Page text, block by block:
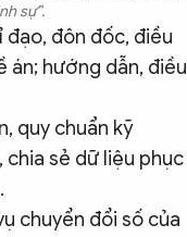
sự”.
đạo, đôn đốc, điều
án; hướng dẫn, điều
quy chuẩn kỹ
chia sẻ dữ liệu phục
chuyển đổi số của